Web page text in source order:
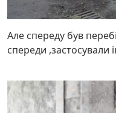
Але спереду був
спереди ,застосували